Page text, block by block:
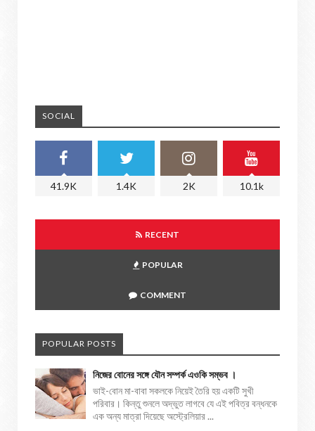
SOCIAL
41.9K 1.4K 2K 10.1k
RECENT
POPULAR
COMMENT
POPULAR POSTS
নিজের বোনের সঙ্গে যৌন সম্পর্ক এওকি সম্ভব ।
ভাই-বোন মা-বাবা সকলকে নিয়েই তৈরি হয় একটি সুখী
পরিবার। কিন্তু শুনলে অদ্ভুত লাগবে যে এই পবিত্র বন্ধনকে
এক অন্য মাত্রা দিয়েছে অস্ট্রেলিয়ার ...